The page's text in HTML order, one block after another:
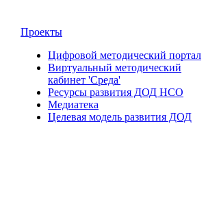
Проекты
Цифровой методический портал
Виртуальный методический
кабинет 'Среда'
Ресурсы развития ДОД НСО
Медиатека
Целевая модель развития ДОД